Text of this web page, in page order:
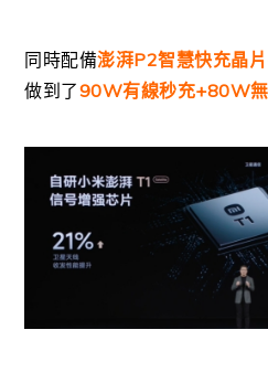
同時配備澎湃P2智慧快充晶
做到了90W有線秒充+80W